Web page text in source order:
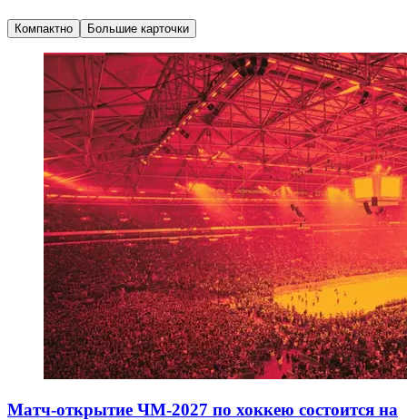
Компактно Большие карточки
Матч-открытие ЧМ-2027 по хоккею состоится на